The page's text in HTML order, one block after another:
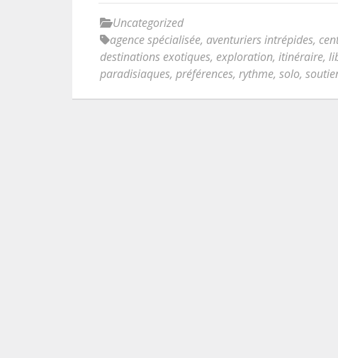
Uncategorized
agence spécialisée, aventuriers intrépides,
destinations exotiques, exploration, itinéraire,
paradisiaques, préférences, rythme, solo,